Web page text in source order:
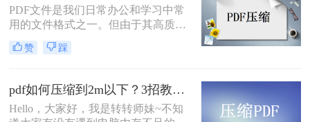
如何将pdf大小压缩的方法。
PDF文件是我们日常办公和学习中常
用的文件格式之一。但由于其高质量
的图片和复杂的排版，PDF文件往往
会占用较大的存储空间，给文件的传
解决类似的问题，你必须压缩PDF文
件的大小。那么，pdf怎么压缩到10m
以下呢?接下来推荐三种压缩PDF的方
赞 踩
pdf如何压缩到2m以下？3招教会你！
Hello，大家好，我是转转师妹~不知